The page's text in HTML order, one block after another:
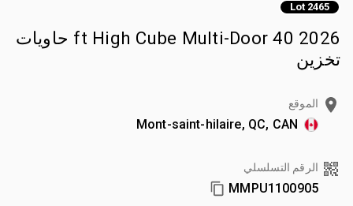
Lot 2465
2026 40 ft High Cube Multi-Door حاويات
تخزين
الموقع
Mont-saint-hilaire, QC, CAN
الرقم التسلسلي
MMPU1100905